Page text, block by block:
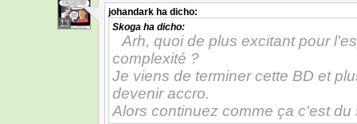
13
johandark ha dicho:
Skoga ha dicho:
Arh, quoi de plus excitant pour
complexité ?
Je viens de terminer cette BD et
devenir accro.
Alors continuez comme ça c'est du